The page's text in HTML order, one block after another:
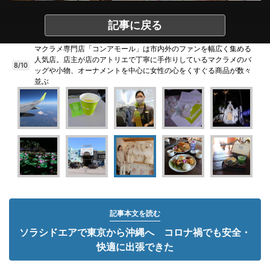
記事に戻る
8/10
マクラメ専門店「コンアモール」は市内外のファンを幅広く集める
人気店。店主が店のアトリエで丁寧に手作りしているマクラメのバ
ッグや小物、オーナメントを中心に女性の心をくすぐる商品が数々
並ぶ
記事本文を読む
ソラシドエアで東京から沖縄へ コロナ禍でも安全・
快適に出張できた